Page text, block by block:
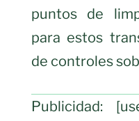
puntos de
para estos
de controles
Publicidad: